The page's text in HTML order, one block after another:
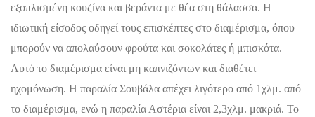
εξοπλισμένη κουζίνα και βεράντα με θέα στη θάλασσα. Η
ιδιωτική είσοδος οδηγεί τους επισκέπτες στο διαμέρισμα, όπου
μπορούν να απολαύσουν φρούτα και σοκολάτες ή μπισκότα.
Αυτό το διαμέρισμα είναι μη καπνιζόντων και διαθέτει
ηχομόνωση. Η παραλία Σουβάλα απέχει λιγότερο από 1χλμ. από
το διαμέρισμα, ενώ η παραλία Αστέρια είναι 2,3χλμ. μακριά. Το